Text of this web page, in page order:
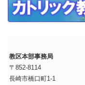
教区本部事務局
〒852-8114
長崎市橋口町1-1